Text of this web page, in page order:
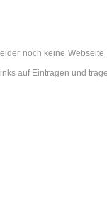
noch keine
auf Eintragen und